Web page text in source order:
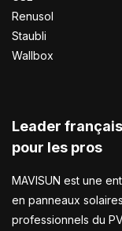
Renusol
Staubli
Wallbox
Leader
pour les pros
MAVISUN est une
en panneaux
professionnels du